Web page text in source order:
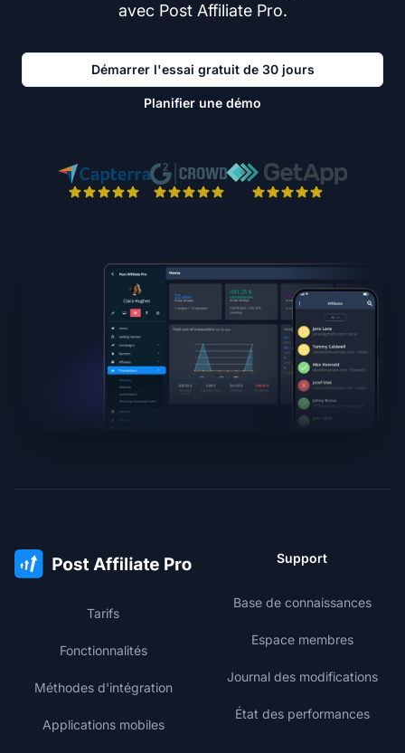
avec Post Affiliate Pro.
Démarrer l'essai gratuit de 30 jours
Planifier une démo
Tarifs
Fonctionnalités
Méthodes d'intégration
Applications mobiles
Support
Base de connaissances
Espace membres
Journal des modifications
État des performances